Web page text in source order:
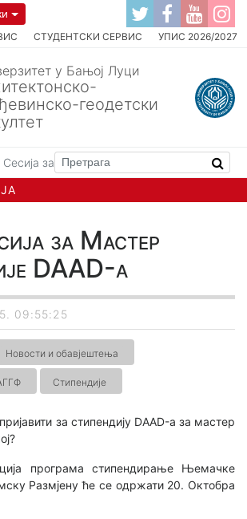
СТУДЕНТСКИ СЕРВИС УПИС 2026/2027
у Бањој Луци
геодетски
за Мастер Стипендије DAAD-а
за Мастер
DAAD-а
09:55:25
Новости и обавјештења
Стипендије
за стипендију DAAD-а за мастер
програма стипендирање Њемачке
Размјену ће се одржати 20. Октобра